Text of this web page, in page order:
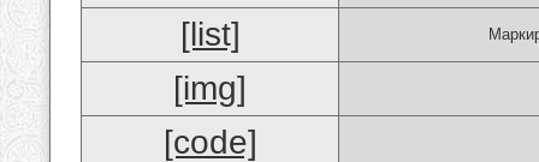
[list]
[img]
[code]